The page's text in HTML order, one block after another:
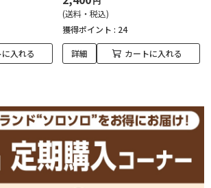
入れる
(送料・税込)
獲得ポイント : 24
詳細 カートに入れる